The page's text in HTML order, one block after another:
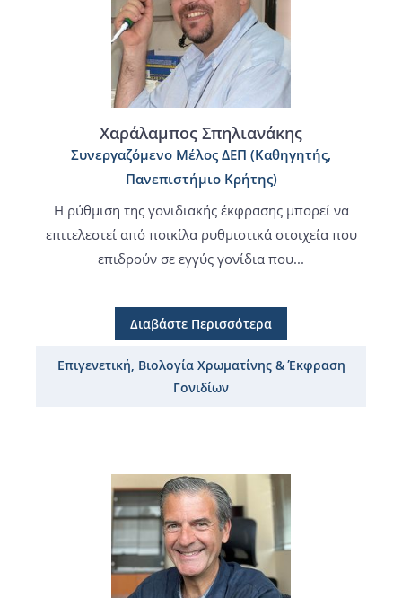
Χαράλαμπος Σπηλιανάκης
Συνεργαζόμενο Μέλος ΔΕΠ (Καθηγητής,
Πανεπιστήμιο Κρήτης)
Η ρύθμιση της γονιδιακής έκφρασης μπορεί να
επιτελεστεί από ποικίλα ρυθμιστικά στοιχεία που
επιδρούν σε εγγύς γονίδια που...
Διαβάστε Περισσότερα
Επιγενετική, Βιολογία Χρωματίνης & Έκφραση
Γονιδίων